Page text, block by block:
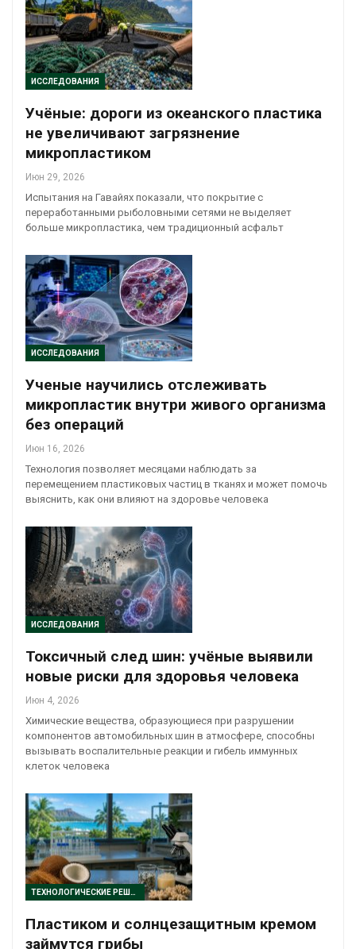
ИССЛЕДОВАНИЯ
Учёные: дороги из океанского пластика
не увеличивают загрязнение
микропластиком
Июн 29, 2026
Испытания на Гавайях показали, что покрытие с
переработанными рыболовными сетями не выделяет
больше микропластика, чем традиционный асфальт
ИССЛЕДОВАНИЯ
Ученые научились отслеживать
микропластик внутри живого организма
без операций
Июн 16, 2026
Технология позволяет месяцами наблюдать за
перемещением пластиковых частиц в тканях и может помочь
выяснить, как они влияют на здоровье человека
ИССЛЕДОВАНИЯ
Токсичный след шин: учёные выявили
новые риски для здоровья человека
Июн 4, 2026
Химические вещества, образующиеся при разрушении
компонентов автомобильных шин в атмосфере, способны
вызывать воспалительные реакции и гибель иммунных
клеток человека
ТЕХНОЛОГИЧЕСКИЕ РЕШЕНИЯ
Пластиком и солнцезащитным кремом
займутся грибы